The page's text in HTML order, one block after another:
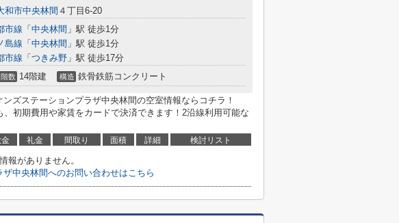
和市中央林間 ４丁目6-20
市線 「 中央林間 」駅 徒歩1分
島線 「 中央林間 」駅 徒歩1分
市線 「 つきみ野 」駅 徒歩17分
階数 14階建 構造 鉄骨鉄筋コンクリート
ンズステーションプラザ中央林間の空室情報ならコチラ！
、初期費用や家賃をカードで決済できます！2沿線利用可能な
礼金 間取り 面積 詳細 検討リスト
報がありません。
中央林間へのお問い合わせはこちら